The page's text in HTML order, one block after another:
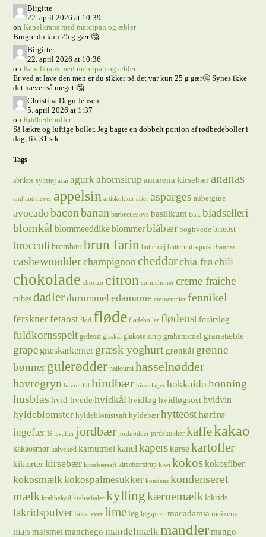
Birgitte
22. april 2026 at 10:39
onKanelkrans med marcipan og æbler
Brugte du kun 25 g gær 🤔
Birgitte
22. april 2026 at 10:36
onKanelkrans med marcipan og æbler
Er ved at lave den men er du sikker på det var kun 25 g gær🤔 Synes ikke
det hæver så meget 🤔
Christina Degn Jensen
5. april 2026 at 1:37
onRødbedeboller
Så lækre og luftige boller. Jeg bagte en dobbelt portion af rødbedeboller i
dag, fik 31 stk.
Tags
abrikos syltetøj acai agurkahornsirupamarena kirsebærananas
and andelever appelsin artiskokker asier asparges aubergine
avocadobaconbanan barbecuesovs basilikum Birk bladselleri
blomkål blommeeddikeblommerblåbær boghvede brieost
broccoli brombær brun farin butterdej butternut squash bønner
cashewnødderchampignoncheddarchia frøchili
chokolade chorizo citron cornichoner creme fraiche
cubes dadlerdurummeledamame emmentaler fennikel
fersknerfetaost flød fløde flødeboller flødeost forårsløg
fuldkornsspelt gedeost glaskål glukose sirup grahamsmel granatæble
grape græskarkernergræsk yoghurt grønkål grønne
bønnergulerødder halloumi hasselnødder
havregryn havreklid hindbær hirseflager hokkaido honning
husblas hvid hvede hvidkålhvidløg hvidløgsost hvidvin
hyldeblomster hyldeblomstsaft hyldebær hytteosthørfrø
ingefær is isvafler jordbær jordnødder jordskokker kaffekakao
kakaosmør kalvekød kamutmel kanelkaperskarse kartofler
kikærterkirsebær kirsebærsaft kirsebærsirup kiwi kokoskokosfiber
kokosmælkkokospalmesukker kondens kondenseret
mælk krabbekød krebsehaler kylling kærnemælk lakrids
lakridspulver laks lever lime løg løgspirer macadamia maizena
majsmajsmel manchego mandelmælkmandler mango